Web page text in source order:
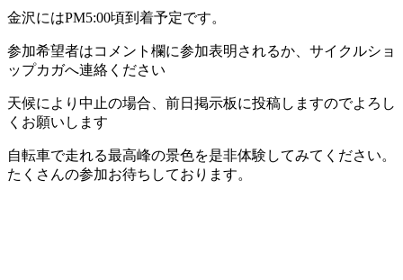
金沢にはPM5:00頃到着予定です。
参加希望者はコメント欄に参加表明されるか、サイクルショ
ップカガへ連絡ください
天候により中止の場合、前日掲示板に投稿しますのでよろし
くお願いします
自転車で走れる最高峰の景色を是非体験してみてください。
たくさんの参加お待ちしております。